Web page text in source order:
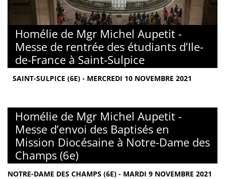
Homélie de Mgr Michel Aupetit -
Messe de rentrée des étudiants d’Ile-
de-France à Saint-Sulpice
SAINT-SULPICE (6E) - MERCREDI 10 NOVEMBRE 2021
Homélie de Mgr Michel Aupetit -
Messe d’envoi des Baptisés en
Mission Diocésaine à Notre-Dame des
Champs (6e)
NOTRE-DAME DES CHAMPS (6E) - MARDI 9 NOVEMBRE 2021